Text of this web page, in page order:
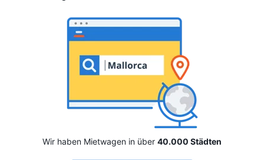
Wir haben Mietwagen in über 40.000 Städten